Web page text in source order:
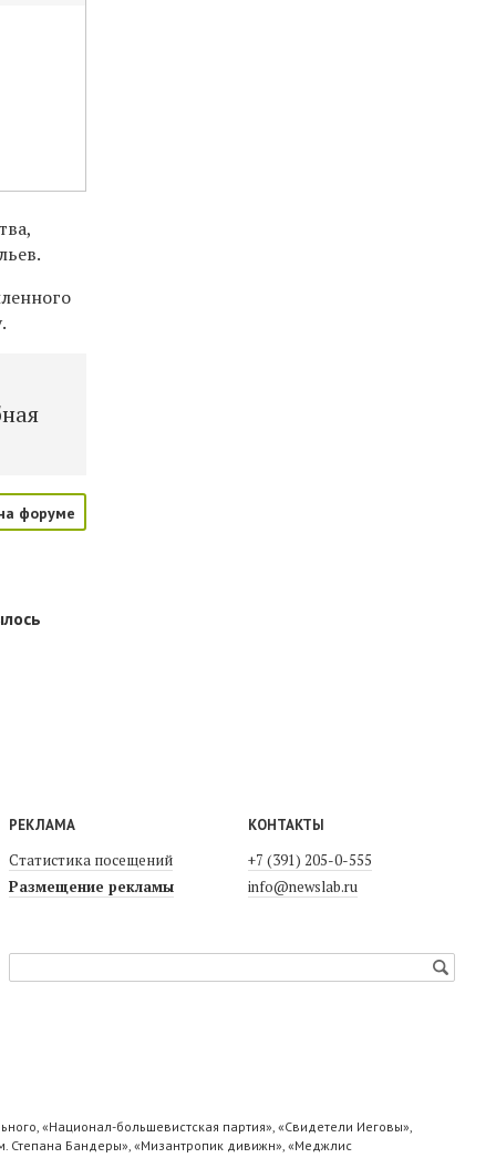
форуме
РЕКЛАМА
Статистика посещений
Размещение рекламы
КОНТАКТЫ
+7 (391) 205-0-555
info@newslab.ru
«Национал-большевистская партия», «Свидетели Иеговы»,
Степана Бандеры», «Мизантропик дивижн», «Меджлис